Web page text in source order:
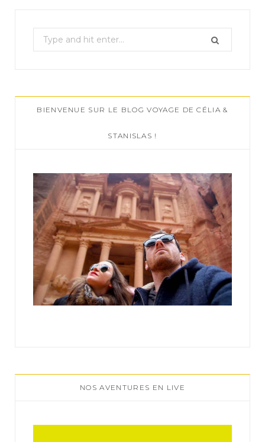
e
c
h
:
BIENVENUE SUR LE BLOG VOYAGE DE CÉLIA &
STANISLAS !
NOS AVENTURES EN LIVE